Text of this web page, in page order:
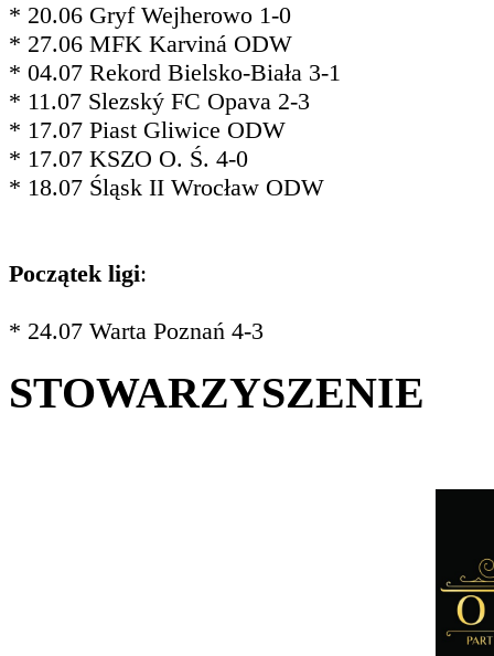
* 20.06 Gryf Wejherowo 1-0
* 27.06 MFK Karviná ODW
* 04.07 Rekord Bielsko-Biała 3-1
* 11.07 Slezský FC Opava 2-3
* 17.07 Piast Gliwice ODW
* 17.07 KSZO O. Ś. 4-0
* 18.07 Śląsk II Wrocław ODW
Początek ligi:
* 24.07 Warta Poznań 4-3
STOWARZYSZENIE